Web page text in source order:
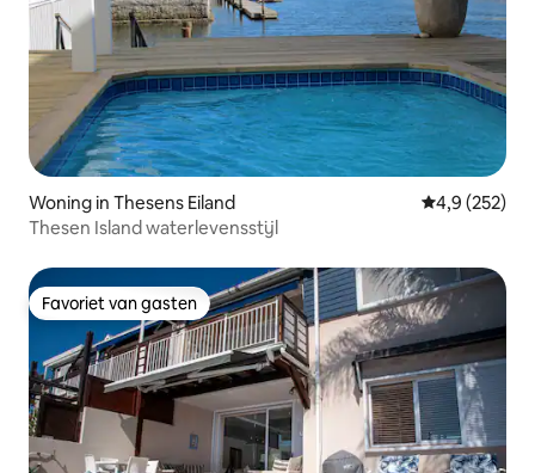
Woning in Thesens Eiland Gemiddelde
4,9 (252)
Thesen Island waterlevensstijl
Favoriet van gasten
Favoriet van gasten